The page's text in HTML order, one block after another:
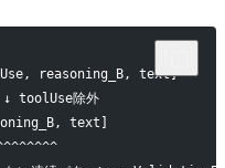
reasoning_B, text]
toolUse除外
text]